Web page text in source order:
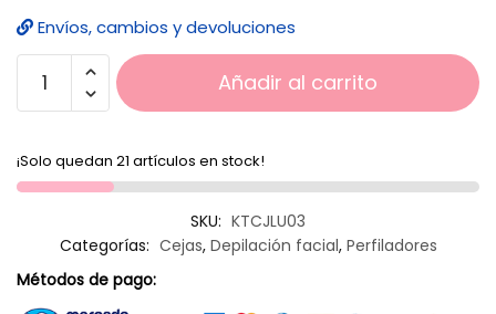
Envíos, cambios y devoluciones
Añadir al carrito
¡Solo quedan 21 artículos en stock!
SKU: KTCJLU03
Categorías: Cejas, Depilación facial, Perfiladores
Métodos de pago: